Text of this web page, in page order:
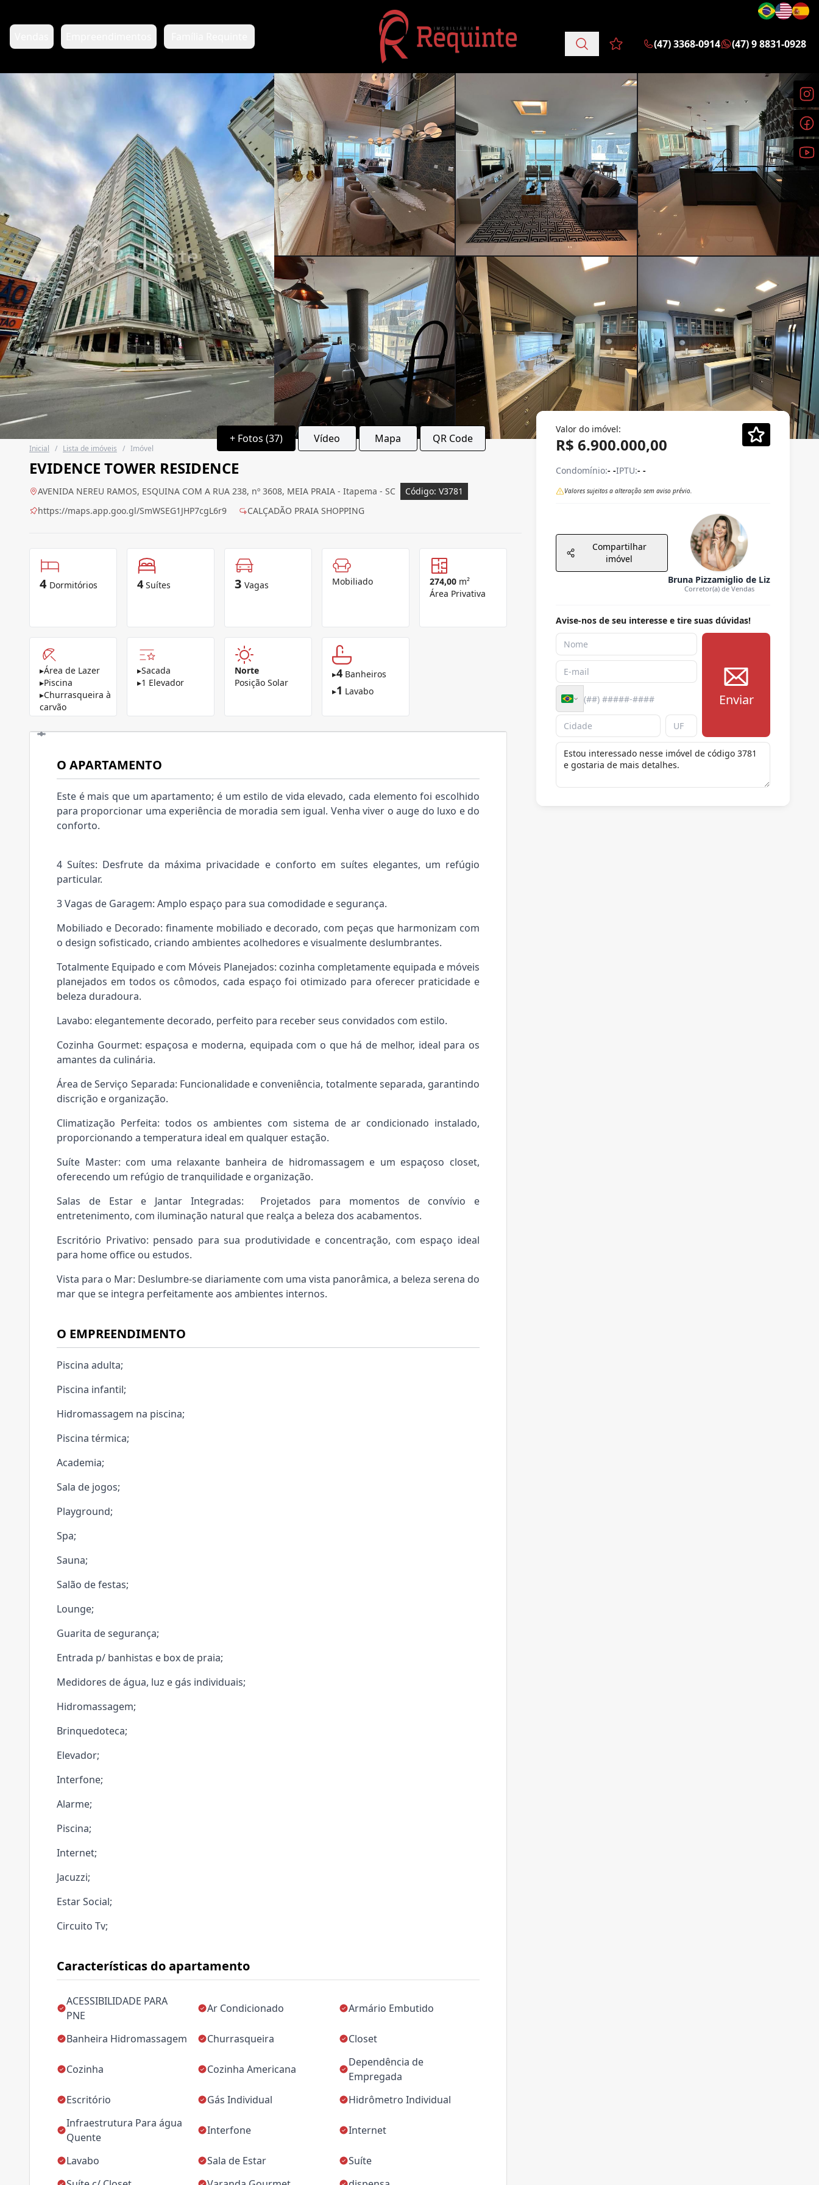
Favoritos (0 itens)
(47) 3368-0914 (47) 9 8831-0928
+ Fotos (37) Vídeo Mapa QR Code
Inicial / Lista de imóveis / Imóvel
EVIDENCE TOWER RESIDENCE
AVENIDA NEREU RAMOS, ESQUINA COM A RUA 238, nº 3608, MEIA PRAIA - Itapema - SC
Código: V3781
https://maps.app.goo.gl/SmWSEG1JHP7cgL6r9
CALÇADÃO PRAIA SHOPPING
4 Dormitórios 4 Suítes 3 Vagas Mobiliado 274,00 m²
Área Privativa
▸Área de Lazer
▸Piscina
▸Churrasqueira à
carvão
▸Sacada
▸1 Elevador
Norte
Posição Solar
▸4 Banheiros
▸1 Lavabo
Características do apartamento
ACESSIBILIDADE PARA
PNE
Ar Condicionado Armário Embutido
Banheira Hidromassagem Churrasqueira Closet
Cozinha Cozinha Americana
Dependência de
Empregada
Escritório
Gás Individual
Hidrômetro Individual
Infraestrutura Para água
Quente
Interfone Internet
Lavabo Sala de Estar
Suíte
O APARTAMENTO
Este é mais que um apartamento; é um estilo de vida elevado, cada elemento foi escolhido
para proporcionar uma experiência de moradia sem igual. Venha viver o auge do luxo e do
conforto.
4 Suítes: Desfrute da máxima privacidade e conforto em suítes elegantes, um refúgio
particular.
3 Vagas de Garagem: Amplo espaço para sua comodidade e segurança.
Mobiliado e Decorado: finamente mobiliado e decorado, com peças que harmonizam com
o design sofisticado, criando ambientes acolhedores e visualmente deslumbrantes.
Totalmente Equipado e com Móveis Planejados: cozinha completamente equipada e móveis
planejados em todos os cômodos, cada espaço foi otimizado para oferecer praticidade e
beleza duradoura.
Lavabo: elegantemente decorado, perfeito para receber seus convidados com estilo.
Cozinha Gourmet: espaçosa e moderna, equipada com o que há de melhor, ideal para os
amantes da culinária.
Área de Serviço Separada: Funcionalidade e conveniência, totalmente separada, garantindo
discrição e organização.
Climatização Perfeita: todos os ambientes com sistema de ar condicionado instalado,
proporcionando a temperatura ideal em qualquer estação.
Suíte Master: com uma relaxante banheira de hidromassagem e um espaçoso closet,
oferecendo um refúgio de tranquilidade e organização.
Salas de Estar e Jantar Integradas: Projetados para momentos de convívio e
entretenimento, com iluminação natural que realça a beleza dos acabamentos.
Escritório Privativo: pensado para sua produtividade e concentração, com espaço ideal
para home office ou estudos.
Vista para o Mar: Deslumbre-se diariamente com uma vista panorâmica, a beleza serena do
mar que se integra perfeitamente aos ambientes internos.
O EMPREENDIMENTO
Piscina adulta;
Piscina infantil;
Hidromassagem na piscina;
Piscina térmica;
Academia;
Sala de jogos;
Playground;
Spa;
Sauna;
Salão de festas;
Lounge;
Guarita de segurança;
Entrada p/ banhistas e box de praia;
Medidores de água, luz e gás individuais;
Hidromassagem;
Brinquedoteca;
Elevador;
Interfone;
Alarme;
Piscina;
Internet;
Jacuzzi;
Estar Social;
Circuito Tv;
Valor do imóvel:
R$ 6.900.000,00
Condomínio:- -IPTU:- -
Valores sujeitos a alteração sem aviso prévio.
Compartilhar
imóvel
Bruna Pizzamiglio de Liz
Corretor(a) de Vendas
Avise-nos de seu interesse e tire suas dúvidas!
Enviar